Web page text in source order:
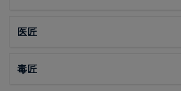
医匠
毒匠